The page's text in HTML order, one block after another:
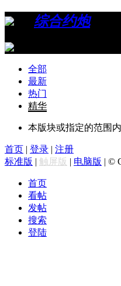
综合约炮
全部
最新
热门
精华
本版块或指定的范围
首页 | 登录 | 注册
标准版 | 触屏版 | 电脑版 | ©
首页
看帖
发帖
搜索
登陆